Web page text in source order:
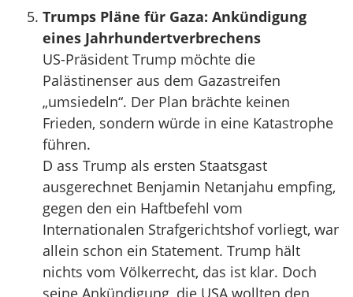
Trumps Pläne für Gaza: Ankündigung
eines Jahrhundertverbrechens
US-Präsident Trump möchte die
Palästinenser aus dem Gazastreifen
„umsiedeln“. Der Plan brächte keinen
Frieden, sondern würde in eine Katastrophe
führen.
D ass Trump als ersten Staatsgast
ausgerechnet Benjamin Netanjahu empfing,
gegen den ein Haftbefehl vom
Internationalen Strafgerichtshof vorliegt, war
allein schon ein Statement. Trump hält
nichts vom Völkerrecht, das ist klar. Doch
seine Ankündigung, die USA wollten den